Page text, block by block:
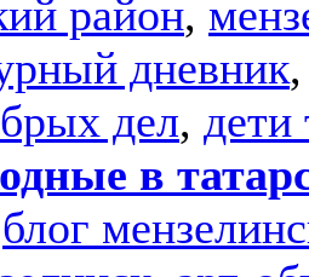
район,
дневник
дел, дети
в
блог